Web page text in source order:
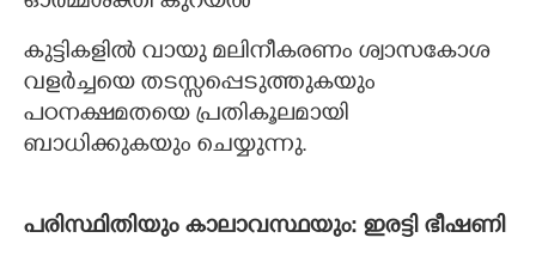
കുട്ടികളില്‍ വായു മലിനീകരണം ശ്വാസകോശ
വളര്‍ച്ചയെ തടസ്സപ്പെടുത്തുകയും
പഠനക്ഷമതയെ പ്രതികൂലമായി
ബാധിക്കുകയും ചെയ്യുന്നു.
പരിസ്ഥിതിയും കാലാവസ്ഥയും: ഇരട്ടി ഭീഷണി